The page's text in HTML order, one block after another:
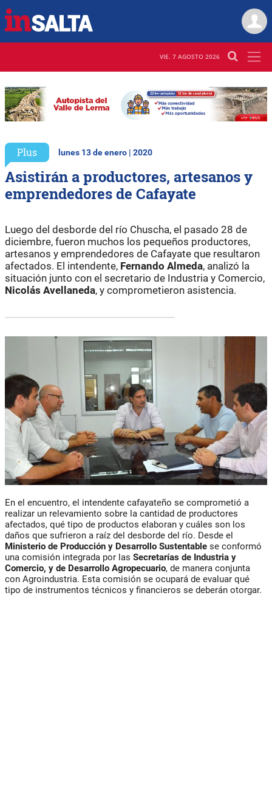
VIE. 7 AGOSTO 2026
Plus lunes 13 de enero | 2020
Asistirán a productores, artesanos y
emprendedores de Cafayate
Luego del desborde del río Chuscha, el pasado 28 de
diciembre, fueron muchos los pequeños productores,
artesanos y emprendedores de Cafayate que resultaron
afectados. El intendente, Fernando Almeda, analizó la
situación junto con el secretario de Industria y Comercio,
Nicolás Avellaneda, y comprometieron asistencia.
En el encuentro, el intendente cafayateño se comprometió a
realizar un relevamiento sobre la cantidad de productores
afectados, qué tipo de productos elaboran y cuáles son los
daños que sufrieron a raíz del desborde del río. Desde el
Ministerio de Producción y Desarrollo Sustentable se conformó
una comisión integrada por las Secretarías de Industria y
Comercio, y de Desarrollo Agropecuario, de manera conjunta
con Agroindustria. Esta comisión se ocupará de evaluar qué
tipo de instrumentos técnicos y financieros se deberán otorgar.